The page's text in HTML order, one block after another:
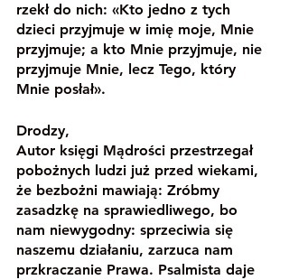
rzekł do nich: «Kto jedno z tych
dzieci przyjmuje w imię moje, Mnie
przyjmuje; a kto Mnie przyjmuje, nie
przyjmuje Mnie, lecz Tego, który
Mnie posłał».
Drodzy,
Autor księgi Mądrości przestrzegał
pobożnych ludzi już przed wiekami,
że bezbożni mawiają: Zróbmy
zasadzkę na sprawiedliwego, bo
nam niewygodny: sprzeciwia się
naszemu działaniu, zarzuca nam
przkraczanie Prawa. Psalmista daje